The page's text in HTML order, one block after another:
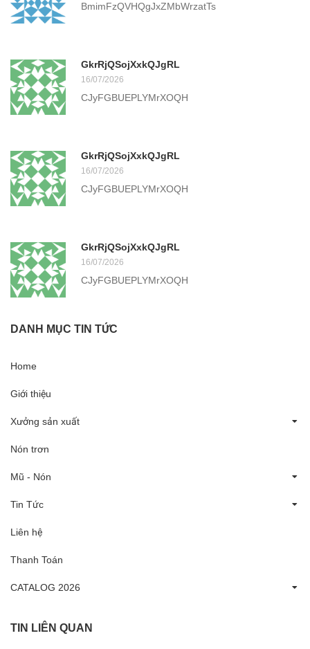
DANH MỤC TIN TỨC
Home
Giới thiệu
Xưởng sản xuất
Nón trơn
Mũ - Nón
Tin Tức
Liên hệ
Thanh Toán
CATALOG 2026
TIN LIÊN QUAN
BmimFzQVHQgJxZMbWrzatTs
GkrRjQSojXxkQJgRL
16/07/2026
CJyFGBUEPLYMrXOQH
GkrRjQSojXxkQJgRL
16/07/2026
CJyFGBUEPLYMrXOQH
GkrRjQSojXxkQJgRL
16/07/2026
CJyFGBUEPLYMrXOQH